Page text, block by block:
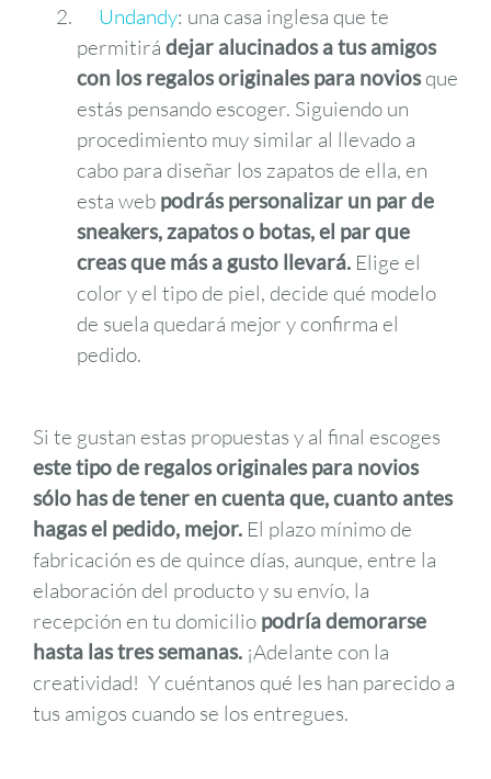
Undandy: una casa inglesa que te
permitirá dejar alucinados a tus amigos
con los regalos originales para noviosque
estás pensando escoger. Siguiendo un
procedimiento muy similar al llevado a
cabo para diseñar los zapatos de ella, en
esta web podrás personalizar un par de
sneakers, zapatos o botas, el par que
creas que más a gusto llevará. Elige el
color y el tipo de piel, decide qué modelo
de suela quedará mejor y confirma el
pedido.
Si te gustan estas propuestas y al final escoges
este tipo de regalos originales para novios
sólo has de tener en cuenta que, cuanto antes
hagas el pedido, mejor. El plazo mínimo de
fabricación es de quince días, aunque, entre la
elaboración del producto y su envío, la
recepción en tu domicilio podría demorarse
hasta las tres semanas. ¡Adelante con la
creatividad! Y cuéntanos qué les han parecido a
tus amigos cuando se los entregues.